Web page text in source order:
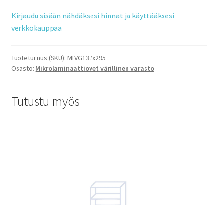
Kirjaudu sisään nähdäksesi hinnat ja käyttääksesi
verkkokauppaa
Tuotetunnus (SKU): MLVG137x295
Osasto: Mikrolaminaattiovet värillinen varasto
Tutustu myös